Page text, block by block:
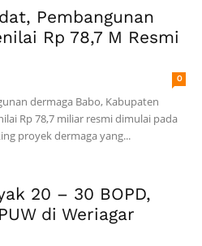
Pembangunan
Rp 78,7 M Resmi
0
dermaga Babo, Kabupaten
Rp 78,7 miliar resmi dimulai pada
proyek dermaga yang...
20 – 30 BOPD,
di Weriagar